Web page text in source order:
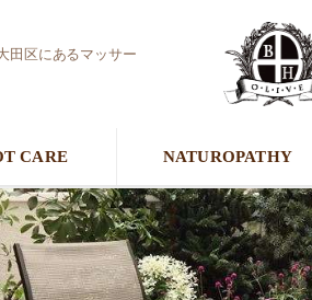
田区にあるマッサー
CARE NATUROPATHY